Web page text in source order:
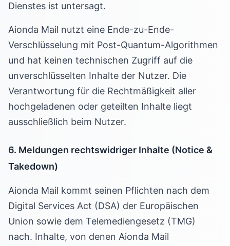
Dienstes ist untersagt.
Aionda Mail nutzt eine Ende-zu-Ende-
Verschlüsselung mit Post-Quantum-Algorithmen
und hat keinen technischen Zugriff auf die
unverschlüsselten Inhalte der Nutzer. Die
Verantwortung für die Rechtmäßigkeit aller
hochgeladenen oder geteilten Inhalte liegt
ausschließlich beim Nutzer.
6. Meldungen rechtswidriger Inhalte (Notice &
Takedown)
Aionda Mail kommt seinen Pflichten nach dem
Digital Services Act (DSA) der Europäischen
Union sowie dem Telemediengesetz (TMG)
nach. Inhalte, von denen Aionda Mail